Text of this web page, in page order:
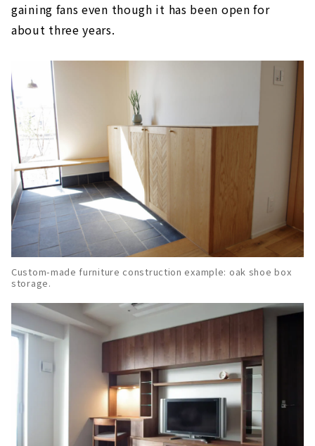
gaining fans even though it has been open for
about three years.
Custom-made furniture construction example: oak shoe box
storage.